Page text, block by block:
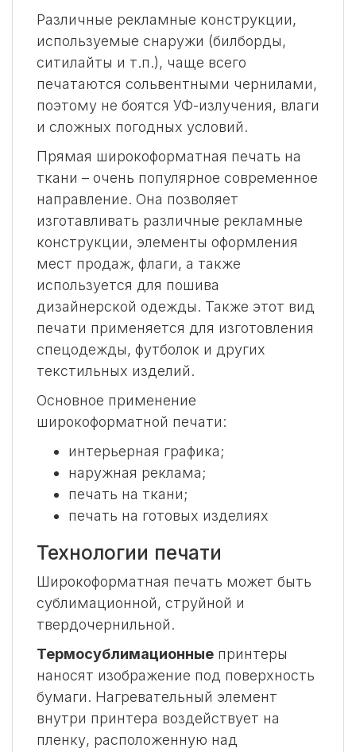
Различные рекламные конструкции,
используемые снаружи (билборды,
ситилайты и т.п.), чаще всего
печатаются сольвентными чернилами,
поэтому не боятся УФ-излучения, влаги
и сложных погодных условий.
Прямая широкоформатная печать на
ткани – очень популярное современное
направление. Она позволяет
изготавливать различные рекламные
конструкции, элементы оформления
мест продаж, флаги, а также
используется для пошива
дизайнерской одежды. Также этот вид
печати применяется для изготовления
спецодежды, футболок и других
текстильных изделий.
Основное применение
широкоформатной печати:
интерьерная графика;
наружная реклама;
печать на ткани;
печать на готовых изделиях
Технологии печати
Широкоформатная печать может быть
сублимационной, струйной и
твердочернильной.
Термосублимационные принтеры
наносят изображение под поверхность
бумаги. Нагревательный элемент
внутри принтера воздействует на
пленку, расположенную над